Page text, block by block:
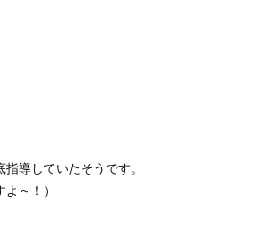
導していたそうです。
～！）